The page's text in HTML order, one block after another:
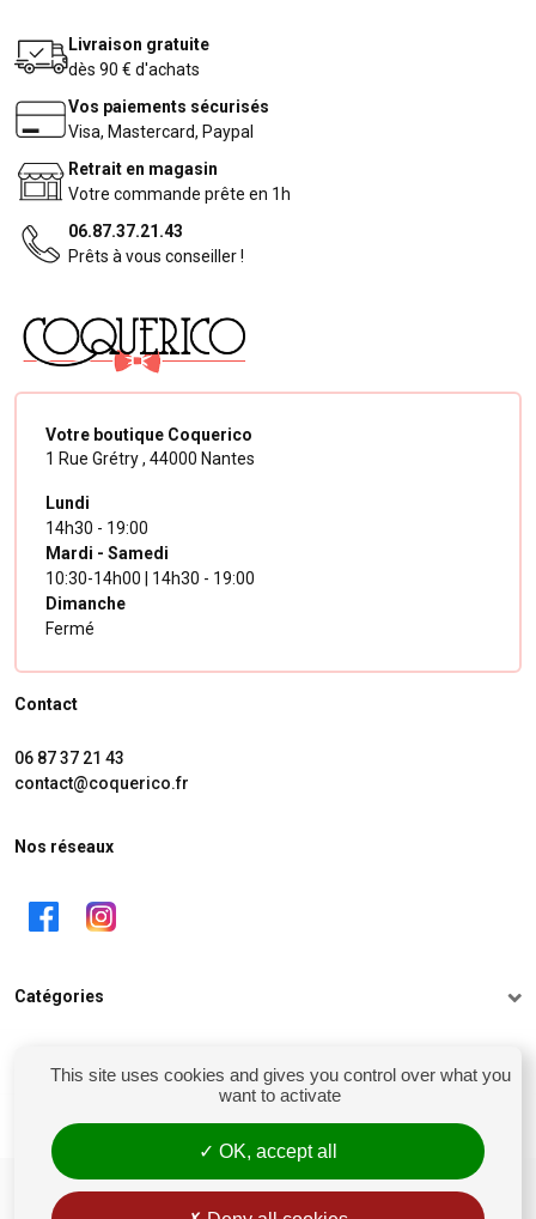
Livraison gratuite
dès 90 € d'achats
Vos paiements sécurisés
Visa, Mastercard, Paypal
Retrait en magasin
Votre commande prête en 1h
06.87.37.21.43
Prêts à vous conseiller !
Votre boutique Coquerico
1 Rue Grétry , 44000 Nantes
Lundi
14h30 - 19:00
Mardi - Samedi
10:30-14h00 | 14h30 - 19:00
Dimanche
Fermé
Contact
06 87 37 21 43
contact@coquerico.fr
Nos réseaux
Catégories
Mon compte
siret : 81238106900028
Conditions générales de vente
This site uses cookies and gives you control over what you
want to activate
OK, accept all